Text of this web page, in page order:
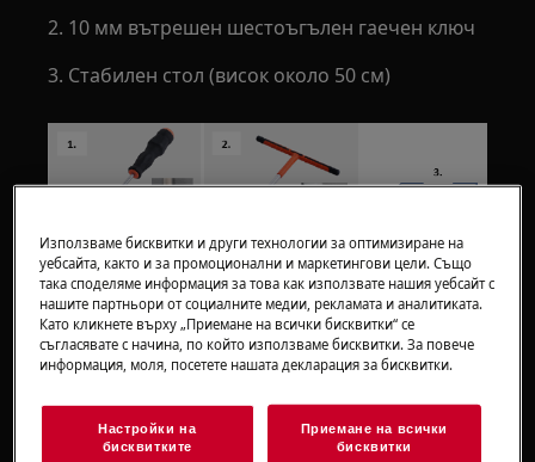
2. 10 мм вътрешен шестоъгълен гаечен ключ
3. Стабилен стол (висок около 50 см)
ЕТАП 1
Развийте (2 броя), за да премахнете горния
капак на пантата.
Отворете леко вратата и издърпайте капака
на пантата отпред
Използваме бисквитки и други технологии за оптимизиране на
уебсайта, както и за промоционални и маркетингови цели. Също
така споделяме информация за това как използвате нашия уебсайт с
нашите партньори от социалните медии, рекламата и аналитиката.
Като кликнете върху „Приемане на всички бисквитки“ се
съгласявате с начина, по който използваме бисквитки. За повече
информация, моля, посетете нашата декларация за бисквитки.
Настройки на
бисквитките
Приемане на всички
бисквитки